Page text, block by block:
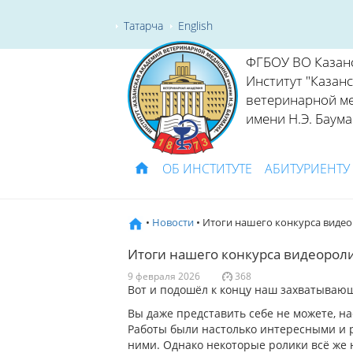
Татарча English
ФГБОУ ВО
Институт
ветеринарной
имени Н.Э.
ОБ ИНСТИТУТЕ АБИТУРИЕНТУ
• Новости • Итоги нашего конкурса
Итоги нашего конкурса
9 февраля 2026 368
Вот и подошёл к концу наш
Вы даже представить себе не можете,
Работы были настолько интересными
ними. Однако некоторые ролики всё же